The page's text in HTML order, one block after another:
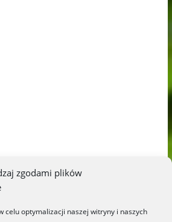
zgodami plików
celu optymalizacji naszej witryny i naszych